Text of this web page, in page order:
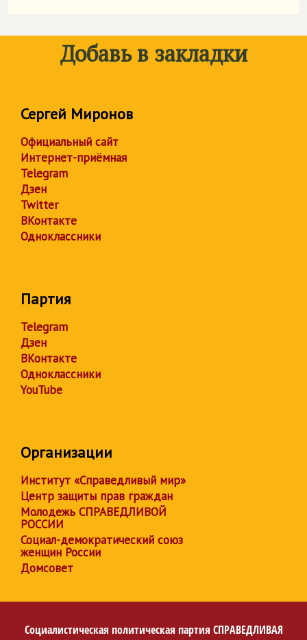
Добавь в закладки
Сергей Миронов
Официальный сайт
Интернет-приёмная
Telegram
Дзен
Twitter
ВКонтакте
Одноклассники
Партия
Telegram
Дзен
ВКонтакте
Одноклассники
YouTube
Организации
Институт «Справедливый мир»
Центр защиты прав граждан
Молодежь СПРАВЕДЛИВОЙ
РОССИИ
Социал-демократический союз
женщин России
Домсовет
Социалистическая политическая партия СПРАВЕДЛИВАЯ